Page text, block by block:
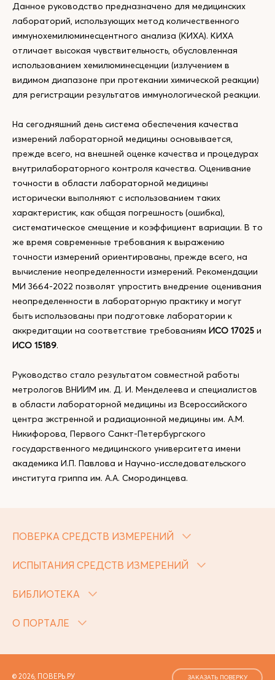
Данное руководство предназначено для медицинских
лабораторий, использующих метод количественного
иммунохемилюминесцентного анализа (КИХА). КИХА
отличает высокая чувствительность, обусловленная
использованием хемилюминесценции (излучением в
видимом диапазоне при протекании химической реакции)
для регистрации результатов иммунологической реакции.
На сегодняшний день система обеспечения качества
измерений лабораторной медицины основывается,
прежде всего, на внешней оценке качества и процедурах
внутрилабораторного контроля качества. Оценивание
точности в области лабораторной медицины
исторически выполняют с использованием таких
характеристик, как общая погрешность (ошибка),
систематическое смещение и коэффициент вариации. В то
же время современные требования к выражению
точности измерений ориентированы, прежде всего, на
вычисление неопределенности измерений. Рекомендации
МИ 3664-2022 позволят упростить внедрение оценивания
неопределенности в лабораторную практику и могут
быть использованы при подготовке лаборатории к
аккредитации на соответствие требованиям ИСО 17025 и
ИСО 15189.
Руководство стало результатом совместной работы
метрологов ВНИИМ им. Д. И. Менделеева и специалистов
в области лабораторной медицины из Всероссийского
центра экстренной и радиационной медицины им. А.М.
Никифорова, Первого Санкт-Петербургского
государственного медицинского университета имени
академика И.П. Павлова и Научно-исследовательского
института гриппа им. А.А. Смородинцева.
ПОВЕРКА СРЕДСТВ ИЗМЕРЕНИЙ
ИСПЫТАНИЯ СРЕДСТВ ИЗМЕРЕНИЙ
БИБЛИОТЕКА
О ПОРТАЛЕ
© 2026, ПОВЕРЬ.РУ ЗАКАЗАТЬ ПОВЕРКУ